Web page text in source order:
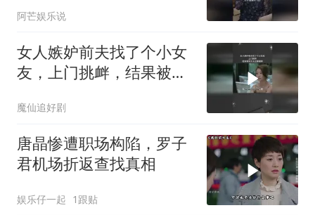
阿芒娱乐说
女人嫉妒前夫找了个小女
友，上门挑衅，结果被现
魔仙追好剧
唐晶惨遭职场构陷，罗子
君机场折返查找真相
娱乐仔一起 1跟贴